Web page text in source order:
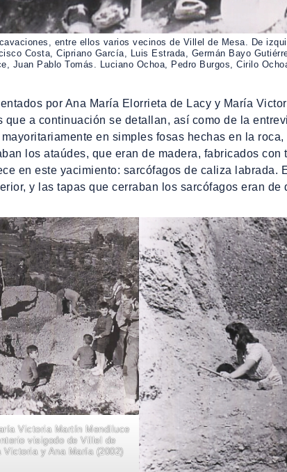
entre ellos varios vecinos de Villel de Mesa. De
Costa, Cipriano García, Luis Estrada, Germán Bayo
Juan Pablo Tomás. Luciano Ochoa, Pedro Burgos, Cirilo
por Ana María Elorrieta de Lacy y María
que a continuación se detallan, así como de la
en simples fosas hechas en la
los ataúdes, que eran de madera, fabricados
en este yacimiento: sarcófagos de caliza
y las tapas que cerraban los sarcófagos eran de
Victoria Martín Mendiluce
visigodo de Villel de
y Ana María (2002)